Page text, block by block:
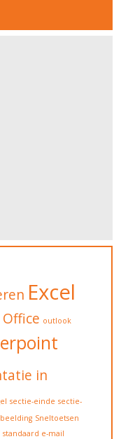
Excel
Office outlook
in
sectie-einde sectie-
Sneltoetsen
standaard e-mail